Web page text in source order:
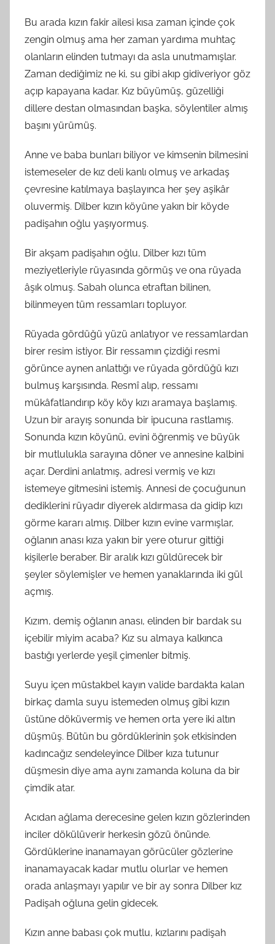
Bu arada kızın fakir ailesi kısa zaman içinde çok
zengin olmuş ama her zaman yardıma muhtaç
olanların elinden tutmayı da asla unutmamışlar.
Zaman dediğimiz ne ki, su gibi akıp gidiveriyor göz
açıp kapayana kadar. Kız büyümüş, güzelliği
dillere destan olmasından başka, söylentiler almış
başını yürümüş.
Anne ve baba bunları biliyor ve kimsenin bilmesini
istemeseler de kız deli kanlı olmuş ve arkadaş
çevresine katılmaya başlayınca her şey aşikâr
oluvermiş. Dilber kızın köyüne yakın bir köyde
padişahın oğlu yaşıyormuş.
Bir akşam padişahın oğlu, Dilber kızı tüm
meziyetleriyle rüyasında görmüş ve ona rüyada
âşık olmuş. Sabah olunca etraftan bilinen,
bilinmeyen tüm ressamları topluyor.
Rüyada gördüğü yüzü anlatıyor ve ressamlardan
birer resim istiyor. Bir ressamın çizdiği resmi
görünce aynen anlattığı ve rüyada gördüğü kızı
bulmuş karşısında. Resmî alıp, ressamı
mükâfatlandırıp köy köy kızı aramaya başlamış.
Uzun bir arayış sonunda bir ipucuna rastlamış.
Sonunda kızın köyünü, evini öğrenmiş ve büyük
bir mutlulukla sarayına döner ve annesine kalbini
açar. Derdini anlatmış, adresi vermiş ve kızı
istemeye gitmesini istemiş. Annesi de çocuğunun
dediklerini rüyadır diyerek aldırmasa da gidip kızı
görme kararı almış. Dilber kızın evine varmışlar,
oğlanın anası kıza yakın bir yere oturur gittiği
kişilerle beraber. Bir aralık kızı güldürecek bir
şeyler söylemişler ve hemen yanaklarında iki gül
açmış.
Kızım, demiş oğlanın anası, elinden bir bardak su
içebilir miyim acaba? Kız su almaya kalkınca
bastığı yerlerde yeşil çimenler bitmiş.
Suyu içen müstakbel kayın valide bardakta kalan
birkaç damla suyu istemeden olmuş gibi kızın
üstüne döküvermiş ve hemen orta yere iki altın
düşmüş. Bütün bu gördüklerinin şok etkisinden
kadıncağız sendeleyince Dilber kıza tutunur
düşmesin diye ama aynı zamanda koluna da bir
çimdik atar.
Acıdan ağlama derecesine gelen kızın gözlerinden
inciler dökülüverir herkesin gözü önünde.
Gördüklerine inanamayan görücüler gözlerine
inanamayacak kadar mutlu olurlar ve hemen
orada anlaşmayı yapılır ve bir ay sonra Dilber kız
Padişah oğluna gelin gidecek.
Kızın anne babası çok mutlu, kızlarını padişah